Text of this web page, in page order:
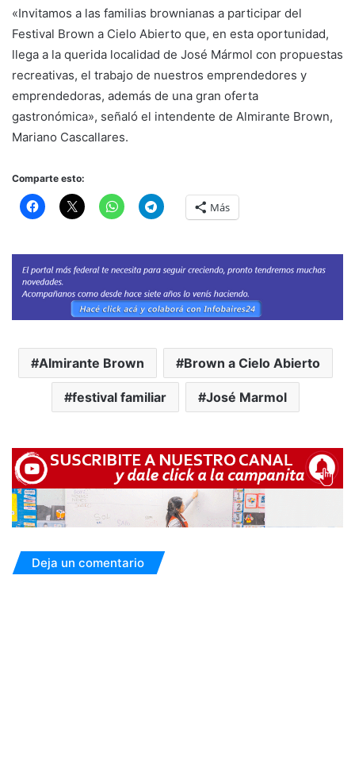
«Invitamos a las familias brownianas a participar del
Festival Brown a Cielo Abierto que, en esta oportunidad,
llega a la querida localidad de José Mármol con propuestas
recreativas, el trabajo de nuestros emprendedores y
emprendedoras, además de una gran oferta
gastronómica», señaló el intendente de Almirante Brown,
Mariano Cascallares.
Comparte esto:
Más
Almirante Brown Brown a Cielo Abierto
festival familiar José Marmol
Deja un comentario